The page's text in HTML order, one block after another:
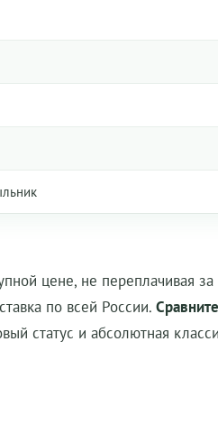
цене, не переплачивая за
по всей России.
статус и абсолютная